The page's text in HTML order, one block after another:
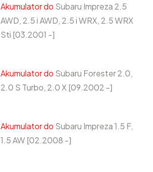
Akumulator do Subaru Impreza 2.5
AWD, 2.5 i AWD, 2.5 i WRX, 2.5 WRX
Sti [03.2001 -]
Akumulator do Subaru Forester 2.0,
2.0 S Turbo, 2.0 X [09.2002 -]
Akumulator do Subaru Impreza 1.5 F,
1.5 AW [02.2008 -]